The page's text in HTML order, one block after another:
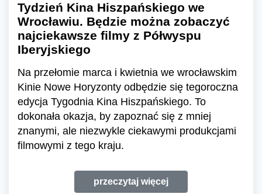
Tydzień Kina Hiszpańskiego we
Wrocławiu. Będzie można zobaczyć
najciekawsze filmy z Półwyspu
Iberyjskiego
Na przełomie marca i kwietnia we wrocławskim
Kinie Nowe Horyzonty odbędzie się tegoroczna
edycja Tygodnia Kina Hiszpańskiego. To
dokonała okazja, by zapoznać się z mniej
znanymi, ale niezwykle ciekawymi produkcjami
filmowymi z tego kraju.
przeczytaj więcej